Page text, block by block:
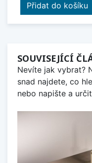
Přidat do košíku
SOUVISEJÍCÍ
Nevíte jak vybrat?
snad najdete, co
nebo napište a